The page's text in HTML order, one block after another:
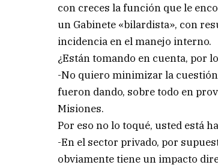
con creces la función que le
un Gabinete «bilardista», con
incidencia en el manejo interno.
¿Están tomando en cuenta, por
-No quiero minimizar la
fueron dando, sobre todo en
Misiones.
Por eso no lo toqué, usted está
-En el sector privado, por
obviamente tiene un impacto